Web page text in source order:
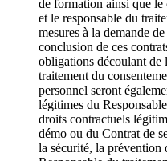
de formation ainsi que le
et le responsable du
mesures à la demande
conclusion de ces
obligations découlant de
traitement du
personnel seront
légitimes du
droits contractuels
démo ou du Contrat de
la sécurité, la prévention